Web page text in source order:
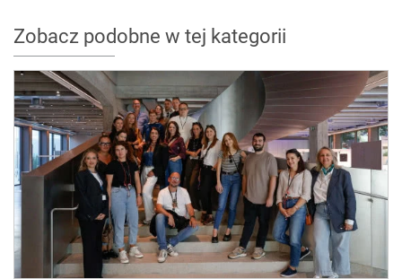
Zobacz podobne w tej kategorii